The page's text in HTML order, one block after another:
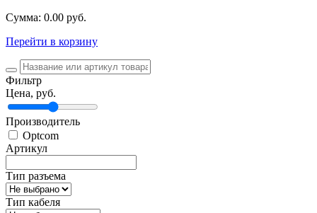
Cумма: 0.00 руб.
Перейти в корзину
Фильтр
Цена, руб.
Производитель
Optcom
Артикул
Тип разъема
Тип кабеля